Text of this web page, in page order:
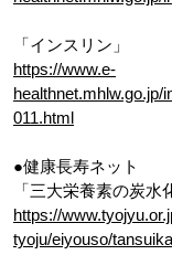
「インスリン」
https://www.e-
011.html
●健康長寿ネット
「三大栄養素の炭水
https://
tyoju/eiyouso/